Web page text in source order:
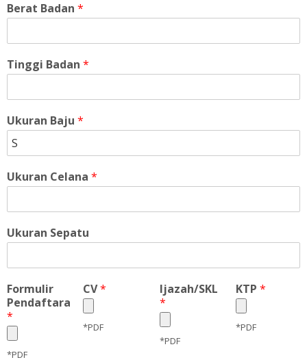
Berat Badan *
Tinggi Badan *
Ukuran Baju *
Ukuran Celana *
Ukuran Sepatu
Formulir
Pendaftaran
*
*PDF
CV*
*PDF
Ijazah/SKL
*
*PDF
KTP *
*PDF